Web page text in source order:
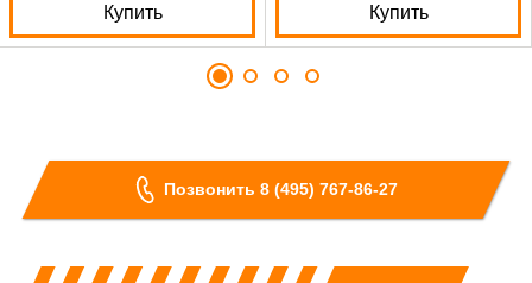
Купить Купить
Позвонить 8 (495) 767-86-27